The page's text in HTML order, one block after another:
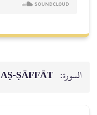
السورة: AṢ-ṢĀFFĀT